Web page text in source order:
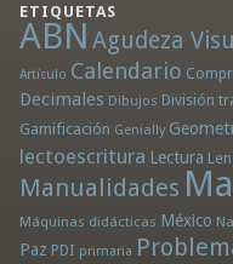
ETIQUETAS
ABN Agudeza
Artículo Calendario
Decimales Dibujos División
Gamificación Genially
lectoescritura Lectura
Manualidades
Máquinas didácticas México
Paz PDI primaria